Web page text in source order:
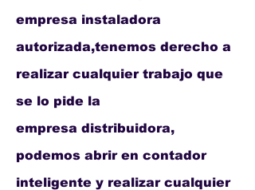
empresa instaladora
autorizada,tenemos derecho a
realizar cualquier trabajo que
se lo pide la
empresa distribuidora,
podemos abrir en contador
inteligente y realizar cualquier